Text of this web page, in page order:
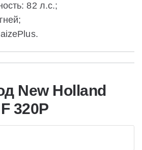
82 л.с.;
New Holland
320P